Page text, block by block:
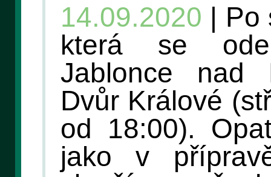
14.09.2020 | Po
která se
Jablonce nad
Dvůr Králové
od 18:00).
jako v